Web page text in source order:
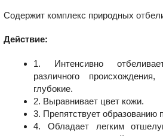
Содержит комплекс природных
Действие:
1. Интенсивно
различного
глубокие.
2. Выравнивает цвет кожи.
3. Препятствует образованию
4. Обладает легким